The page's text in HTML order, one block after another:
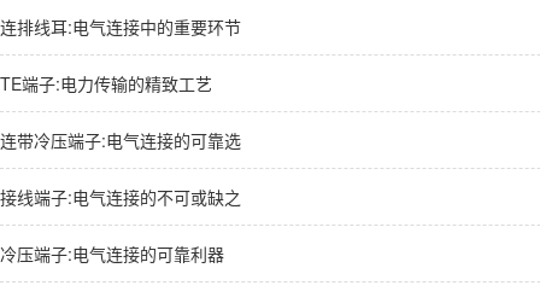
连排线耳:电气连接中的重要环节
TE端子:电力传输的精致工艺
连带冷压端子:电气连接的可靠选
接线端子:电气连接的不可或缺之
冷压端子:电气连接的可靠利器